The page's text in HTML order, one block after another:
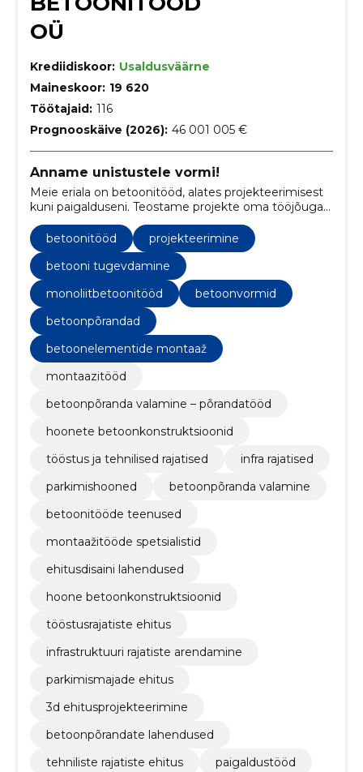
OÜ
Krediidiskoor: Usaldusväärne
Maineskoor: 19 620
Töötajaid: 116
Prognooskäive (2026): 46 001 005 €
Anname unistustele vormi!
Meie eriala on betoonitööd, alates projekteerimisest
kuni paigalduseni. Teostame projekte oma tööjõuga
ning kogemusele.
betoonitööd
projekteerimine
betooni tugevdamine
monoliitbetoonitööd
betoonvormid
betoonpõrandad
betoonelementide montaaž
montaazitööd
betoonpõranda valamine – põrandatööd
hoonete betoonkonstruktsioonid
tööstus ja tehnilised rajatised
infra rajatised
parkimishooned
betoonpõranda valamine
betoonitööde teenused
montaažitööde spetsialistid
ehitusdisaini lahendused
hoone betoonkonstruktsioonid
tööstusrajatiste ehitus
infrastruktuuri rajatiste arendamine
parkimismajade ehitus
3d ehitusprojekteerimine
betoonpõrandate lahendused
tehniliste rajatiste ehitus
paigaldustööd